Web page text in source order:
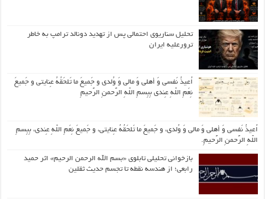
تحلیل سناریوی احتمالی پس از تهدید دونالد ترامپ به خاطر
ترورعلیه ایران
اُعیذُ نَفسی وَ أهلی وَ مالی وَ وُلدی و جَمیعَ ما تَلحَقُهُ عِنایتی و جَمیعَ
نِعَمِ اللّهِ عِندی بِبِسمِ اللّهِ الرَّحمنِ الرَّحیمِ
اُعیذُ نَفسی وَ أهلی وَ مالی وَ وُلدی، و جَمیعَ ما تَلحَقُهُ عِنایتی، و جَمیعَ نِعَمِ اللّهِ عِندی، بِبِسمِ
اللّهِ الرَّحمنِ الرَّحیمِ.
بازخوانی تحلیلی تابلوی «بسم الله الرحمن الرحیم» اثر حمید
رابعی؛ از هندسه نقطه تا تجسم حدیث ثقلین